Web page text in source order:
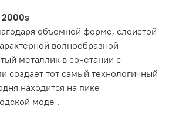
2000s
объемной форме, слоистой
волнообразной
металлик в сочетании с
создает тот самый технологичный
находится на пике
моде .